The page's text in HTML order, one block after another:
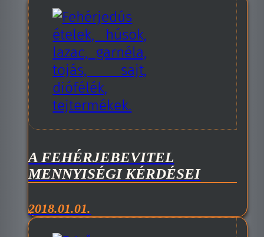
A FEHÉRJEBEVITEL
MENNYISÉGI KÉRDÉSEI
2018.01.01.